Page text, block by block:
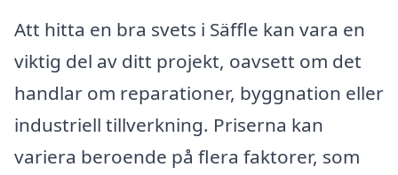
Att hitta en bra svets i Säffle kan vara en
viktig del av ditt projekt, oavsett om det
handlar om reparationer, byggnation eller
industriell tillverkning. Priserna kan
variera beroende på flera faktorer, som